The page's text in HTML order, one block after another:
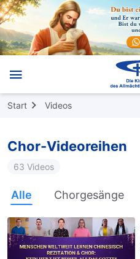
Start Videos
Chor-Videoreihen
63 Videos
Alle Chorgesänge